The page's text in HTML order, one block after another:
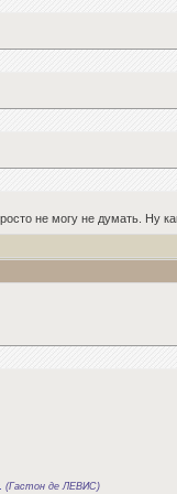
не могу не думать. Ну
(Гастон де ЛЕВИС)